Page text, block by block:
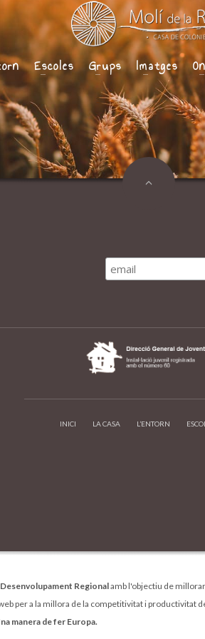
Escoles Grups Imatges
INICI LA CASA L’ENTORN
Regionalamb l'objectiu de
per a la millora de la competitivitat i
manera de fer Europa.